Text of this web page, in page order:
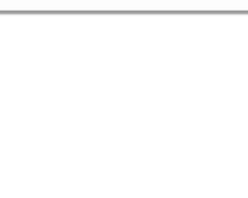
dystrybucja